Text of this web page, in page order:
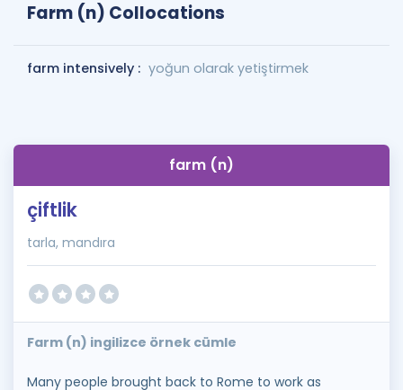
Farm (n) Collocations
farm intensively : yoğun olarak yetiştirmek
farm (n)
çiftlik
tarla, mandıra
Farm (n) ingilizce örnek cümle
Many people brought back to Rome to work as